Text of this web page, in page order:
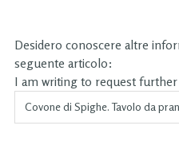
Desidero conoscere altre
seguente articolo:
I am writing to request